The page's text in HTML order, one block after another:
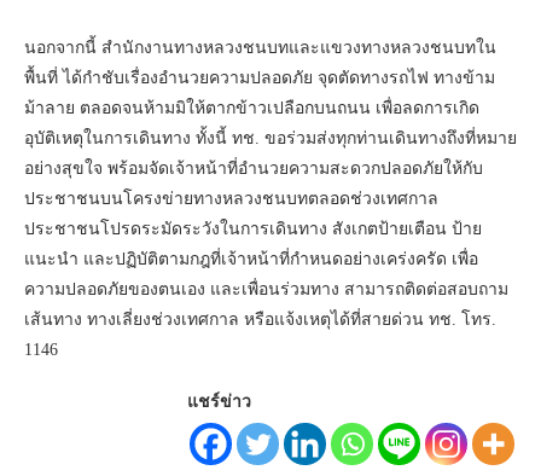
นอกจากนี้ สำนักงานทางหลวงชนบทและแขวงทางหลวงชนบทใน
พื้นที่ ได้กำชับเรื่องอำนวยความปลอดภัย จุดตัดทางรถไฟ ทางข้าม
ม้าลาย ตลอดจนห้ามมิให้ตากข้าวเปลือกบนถนน เพื่อลดการเกิด
อุบัติเหตุในการเดินทาง ทั้งนี้ ทช. ขอร่วมส่งทุกท่านเดินทางถึงที่หมาย
อย่างสุขใจ พร้อมจัดเจ้าหน้าที่อำนวยความสะดวกปลอดภัยให้กับ
ประชาชนบนโครงข่ายทางหลวงชนบทตลอดช่วงเทศกาล
ประชาชนโปรดระมัดระวังในการเดินทาง สังเกตป้ายเตือน ป้าย
แนะนำ และปฏิบัติตามกฎที่เจ้าหน้าที่กำหนดอย่างเคร่งครัด เพื่อ
ความปลอดภัยของตนเอง และเพื่อนร่วมทาง สามารถติดต่อสอบถาม
เส้นทาง ทางเลี่ยงช่วงเทศกาล หรือแจ้งเหตุได้ที่สายด่วน ทช. โทร.
1146
แชร์ข่าว